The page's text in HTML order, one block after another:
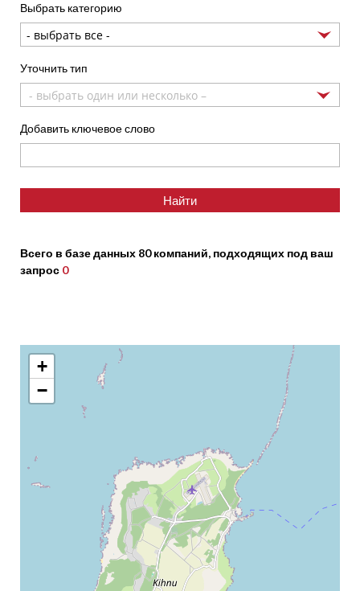
Выбрать категорию
Уточнить тип
- выбрать один или несколько –
Добавить ключевое слово
Всего в базе данных 80 компаний, подходящих под ваш
запрос 0
+
−